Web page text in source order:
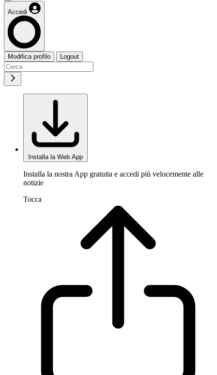
Accedi
Modifica profilo Logout
Installa la Web App
Installa la nostra App gratuita e accedi più velocemente alle
notizie
Tocca